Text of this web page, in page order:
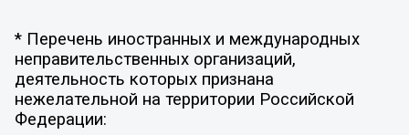
* Перечень иностранных и международных
неправительственных организаций,
деятельность которых признана
нежелательной на территории Российской
Федерации: